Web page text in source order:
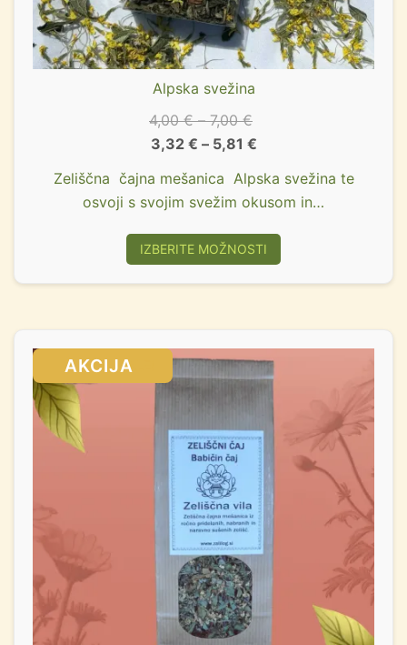
Alpska svežina
4,00€ – 7,00€
3,32 € – 5,81 €
Zeliščna čajna mešanica Alpska svežina te
osvoji s svojim svežim okusom in…
IZBERITE MOŽNOSTI
SALE!